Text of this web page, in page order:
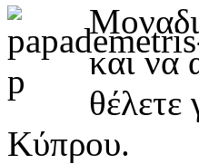
και να
θέλετε
Κύπρου.